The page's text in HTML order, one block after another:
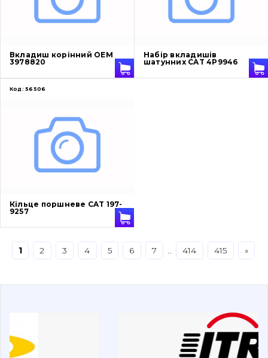
Захист (ковша, адаптера)
Подушки амортизаційні
Пальці та Втулки
Гідравліка
Ковші
Навісне обладнання
Інше
Вкладиш корінний OEM
3978820
Набір вкладишів
шатунних CAT 4P9946
Код: 56506
Кільце поршневе CAT 197-
9257
1 2 3 4 5 6 7 414 415 »